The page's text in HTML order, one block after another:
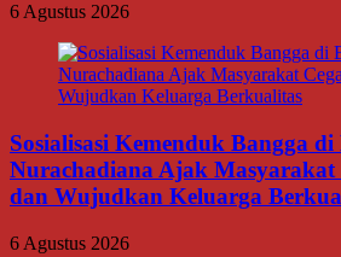
6 Agustus 2026
Sosialisasi Kemenduk Bangga di
Nurachadiana Ajak Masyarakat
dan Wujudkan Keluarga
6 Agustus 2026